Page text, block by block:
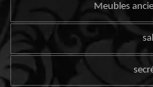
Meubles